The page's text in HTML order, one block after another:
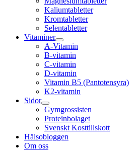
Kaliumtabletter
Kromtabletter
Selentabletter
Vitaminer
A-Vitamin
B-vitamin
C-vitamin
D-vitamin
Vitamin B5 (Pantotensyra)
K2-vitamin
Sidor
Gymgrossisten
Proteinbolaget
Svenskt Kosttillskott
Hälsobloggen
Om oss